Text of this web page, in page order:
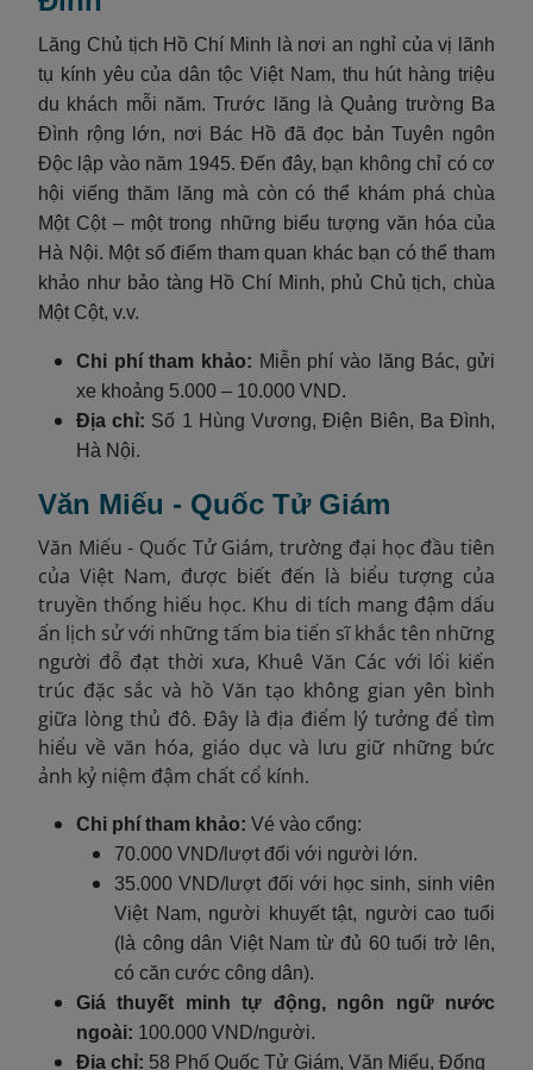
Lăng Chủ tịch Hồ Chí Minh là nơi an nghỉ của vị lãnh
tụ kính yêu của dân tộc Việt Nam, thu hút hàng triệu
du khách mỗi năm. Trước lăng là Quảng trường Ba
Đình rộng lớn, nơi Bác Hồ đã đọc bản Tuyên ngôn
Độc lập vào năm 1945. Đến đây, bạn không chỉ có cơ
hội viếng thăm lăng mà còn có thể khám phá chùa
Một Cột – một trong những biểu tượng văn hóa của
Hà Nội. Một số điểm tham quan khác bạn có thể tham
khảo như bảo tàng Hồ Chí Minh, phủ Chủ tịch, chùa
Một Cột, v.v.
Chi phí tham khảo: Miễn phí vào lăng Bác, gửi
xe khoảng 5.000 – 10.000 VND.
Địa chỉ: Số 1 Hùng Vương, Điện Biên, Ba Đình,
Hà Nội.
Văn Miếu - Quốc Tử Giám
Văn Miếu - Quốc Tử Giám, trường đại học đầu tiên
của Việt Nam, được biết đến là biểu tượng của
truyền thống hiếu học. Khu di tích mang đậm dấu
ấn lịch sử với những tấm bia tiến sĩ khắc tên những
người đỗ đạt thời xưa, Khuê Văn Các với lối kiến
trúc đặc sắc và hồ Văn tạo không gian yên bình
giữa lòng thủ đô. Đây là địa điểm lý tưởng để tìm
hiểu về văn hóa, giáo dục và lưu giữ những bức
ảnh kỷ niệm đậm chất cổ kính.
Chi phí tham khảo: Vé vào cổng:
70.000 VND/lượt đối với người lớn.
35.000 VND/lượt đối với học sinh, sinh viên
Việt Nam, người khuyết tật, người cao tuổi
(là công dân Việt Nam từ đủ 60 tuổi trở lên,
có căn cước công dân).
Giá thuyết minh tự động, ngôn ngữ nước
ngoài: 100.000 VND/người.
Địa chỉ: 58 Phố Quốc Tử Giám, Văn Miếu, Đống